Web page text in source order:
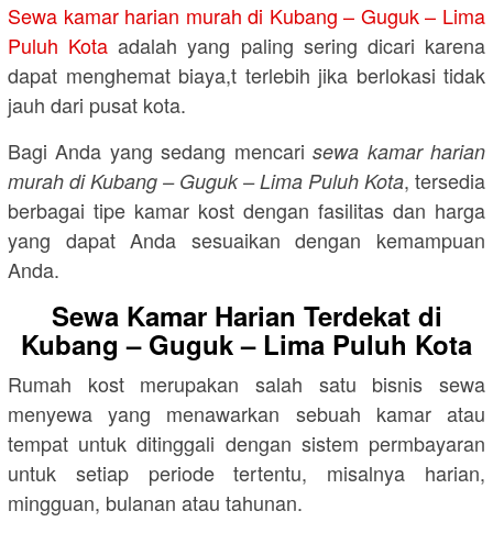
Sewa kamar harian murah di Kubang – Guguk – Lima
Puluh Kota adalah yang paling sering dicari karena
dapat menghemat biaya,t terlebih jika berlokasi tidak
jauh dari pusat kota.
Bagi Anda yang sedang mencarisewa kamar harian
murah di Kubang – Guguk – Lima Puluh Kota, tersedia
berbagai tipe kamar kost dengan fasilitas dan harga
yang dapat Anda sesuaikan dengan kemampuan
Anda.
Sewa Kamar Harian Terdekat di
Kubang – Guguk – Lima Puluh Kota
Rumah kost merupakan salah satu bisnis sewa
menyewa yang menawarkan sebuah kamar atau
tempat untuk ditinggali dengan sistem permbayaran
untuk setiap periode tertentu, misalnya harian,
mingguan, bulanan atau tahunan.